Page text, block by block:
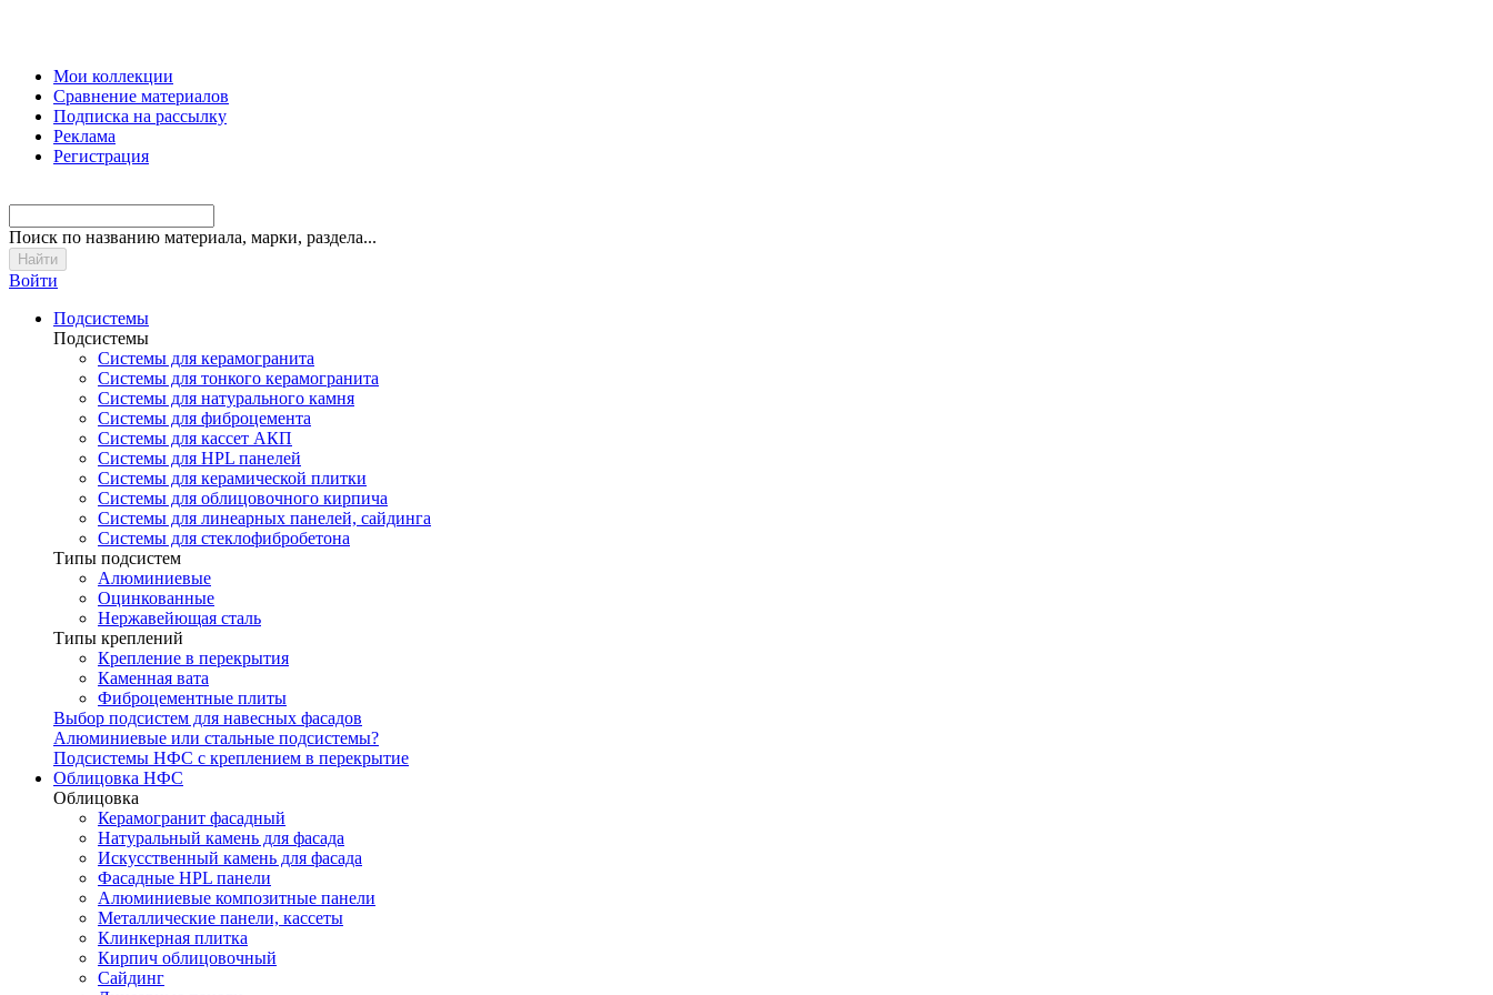
Мои коллекции
Сравнение материалов
Подписка на рассылку
Реклама
Регистрация
Поиск по названию материала, марки, раздела...
Войти
Подсистемы
Подсистемы
Системы для керамогранита
Системы для тонкого керамогранита
Системы для натурального камня
Системы для фиброцемента
Системы для кассет АКП
Системы для HPL панелей
Системы для керамической плитки
Системы для облицовочного кирпича
Системы для линеарных панелей, сайдинга
Системы для стеклофибробетона
Типы подсистем
Алюминиевые
Оцинкованные
Нержавейющая сталь
Типы креплений
Крепление в перекрытия
Каменная вата
Фиброцементные плиты
Выбор подсистем для навесных фасадов
Алюминиевые или стальные подсистемы?
Подсистемы НФС с креплением в перекрытие
Облицовка НФС
Облицовка
Керамогранит фасадный
Натуральный камень для фасада
Искусственный камень для фасада
Фасадные HPL панели
Алюминиевые композитные панели
Металлические панели, кассеты
Клинкерная плитка
Кирпич облицовочный
Сайдинг